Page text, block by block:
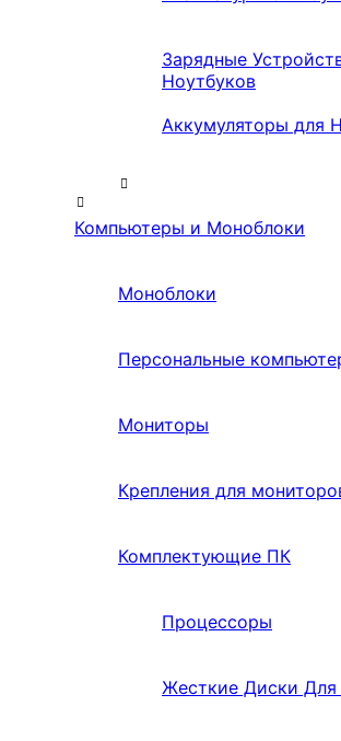
Зарядные
Ноутбуков
Аккумуляторы для
Компьютеры и Моноблоки
Моноблоки
Персональные
Мониторы
Крепления для
Комплектующие ПК
Процессоры
Жесткие Диски